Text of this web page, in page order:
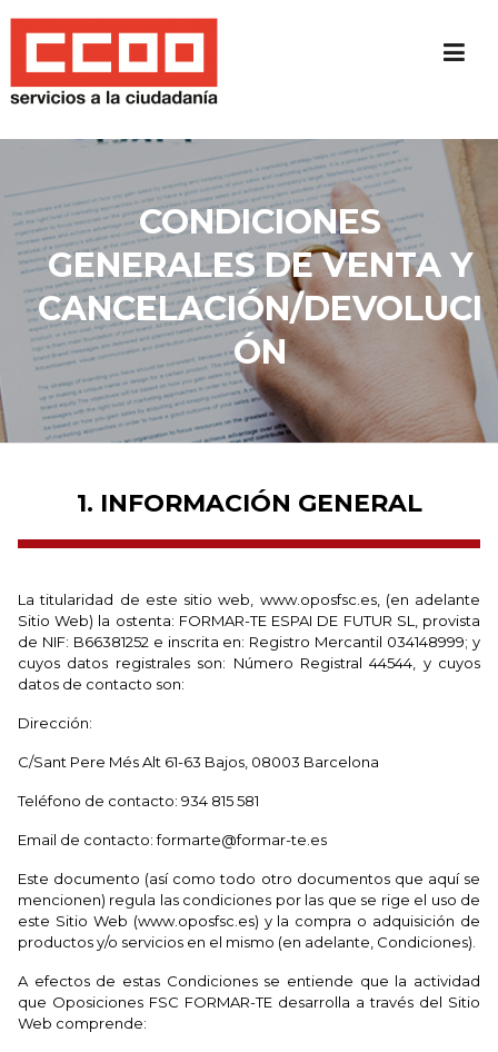
content
CONDICIONES
GENERALES DE VENTA Y
CANCELACIÓN/DEVOLUCI
ÓN
1. INFORMACIÓN GENERAL
La titularidad de este sitio web, www.oposfsc.es, (en adelante
Sitio Web) la ostenta: FORMAR-TE ESPAI DE FUTUR SL, provista
de NIF: B66381252 e inscrita en: Registro Mercantil 034148999; y
cuyos datos registrales son: Número Registral 44544, y cuyos
datos de contacto son:
Dirección:
C/Sant Pere Més Alt 61-63 Bajos, 08003 Barcelona
Teléfono de contacto: 934 815 581
Email de contacto: formarte@formar-te.es
Este documento (así como todo otro documentos que aquí se
mencionen) regula las condiciones por las que se rige el uso de
este Sitio Web (www.oposfsc.es) y la compra o adquisición de
productos y/o servicios en el mismo (en adelante, Condiciones).
A efectos de estas Condiciones se entiende que la actividad
que Oposiciones FSC FORMAR-TE desarrolla a través del Sitio
Web comprende: